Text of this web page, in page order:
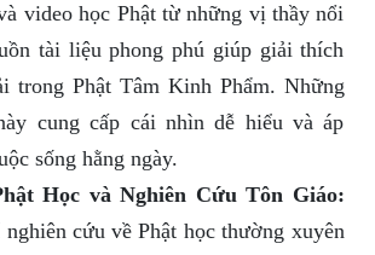
video học Phật từ những vị thầy nổi
tài liệu phong phú giúp giải thích
trong Phật Tâm Kinh Phẩm. Những
cung cấp cái nhìn dễ hiểu và áp
sống hằng ngày.
Học và Nghiên Cứu Tôn Giáo:
nghiên cứu về Phật học thường xuyên